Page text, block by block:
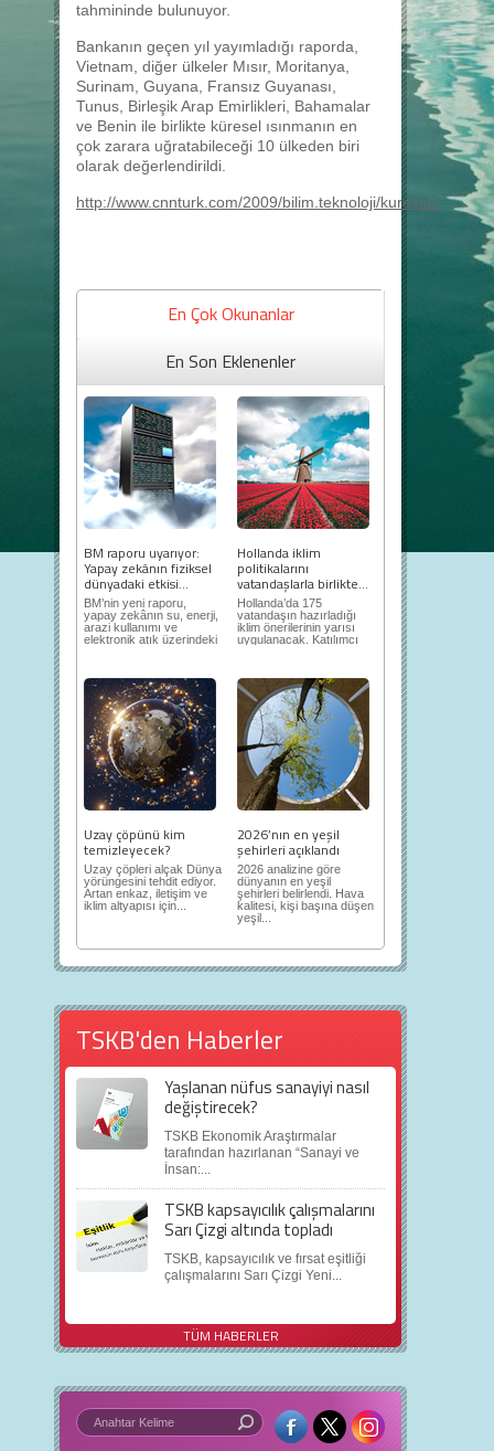
tahmininde bulunuyor.
Bankanın geçen yıl yayımladığı raporda,
Vietnam, diğer ülkeler Mısır, Moritanya,
Surinam, Guyana, Fransız Guyanası,
Tunus, Birleşik Arap Emirlikleri, Bahamalar
ve Benin ile birlikte küresel ısınmanın en
çok zarara uğratabileceği 10 ülkeden biri
olarak değerlendirildi.
http://www.cnnturk.com/2009/bilim.teknoloji/
En Çok Okunanlar
En Son Eklenenler
BM raporu uyarıyor:
Yapay zekânın fiziksel
dünyadaki etkisi...
BM’nin yeni raporu,
yapay zekânın su, enerji,
arazi kullanımı ve
elektronik atık üzerindeki
Hollanda iklim
politikalarını
vatandaşlarla birlikte...
Hollanda’da 175
vatandaşın hazırladığı
iklim önerilerinin yarısı
uygulanacak. Katılımcı
Uzay çöpünü kim
temizleyecek?
Uzay çöpleri alçak Dünya
yörüngesini tehdit ediyor.
Artan enkaz, iletişim ve
iklim altyapısı için...
2026’nın en yeşil
şehirleri açıklandı
2026 analizine göre
dünyanın en yeşil
şehirleri belirlendi. Hava
kalitesi, kişi başına düşen
yeşil...
TSKB'den Haberler
Yaşlanan nüfus sanayiyi nasıl
değiştirecek?
TSKB Ekonomik Araştırmalar
tarafından hazırlanan “Sanayi ve
İnsan:...
TSKB kapsayıcılık çalışmalarını
Sarı Çizgi altında topladı
TSKB, kapsayıcılık ve fırsat eşitliği
çalışmalarını Sarı Çizgi Yeni...
TÜM HABERLER